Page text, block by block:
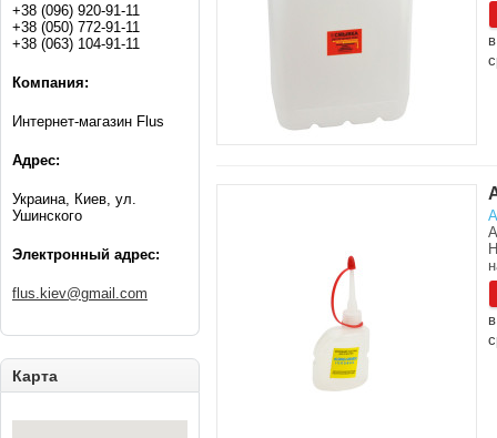
+38 (096) 920-91-11
+38 (050) 772-91-11
+38 (063) 104-91-11
Компания:
Интернет-магазин Flus
Адрес:
Украина, Киев, ул.
Ушинского
Электронный адрес:
flus.kiev@gmail.com
Карта